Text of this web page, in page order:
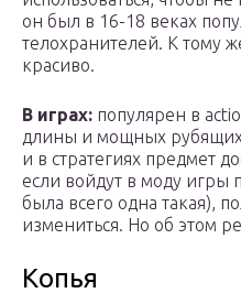
он был в 16-18 веках
телохранителей. К тому
красиво.
В играх: популярен в
длины и мощных рубящих
и в стратегиях предмет
если войдут в моду игры
была всего одна такая),
измениться. Но об этом
Копья